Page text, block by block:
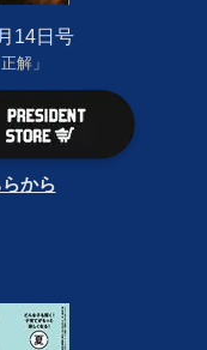
14日号
解」
から